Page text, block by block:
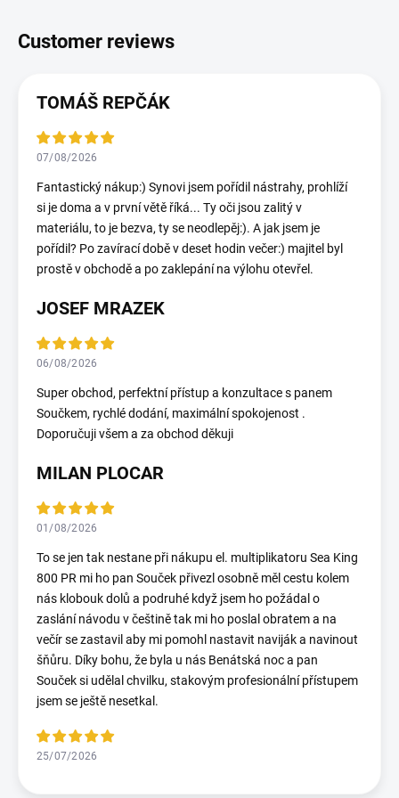
TOMÁŠ REPČÁK
07/08/2026
Fantastický nákup:) Synovi jsem pořídil nástrahy, prohlíží
si je doma a v první větě říká... Ty oči jsou zalitý v
materiálu, to je bezva, ty se neodlepěj:). A jak jsem je
pořídil? Po zavírací době v deset hodin večer:) majitel byl
prostě v obchodě a po zaklepání na výlohu otevřel.
JOSEF MRAZEK
06/08/2026
Super obchod, perfektní přístup a konzultace s panem
Součkem, rychlé dodání, maximální spokojenost .
Doporučuji všem a za obchod děkuji
MILAN PLOCAR
01/08/2026
To se jen tak nestane při nákupu el. multiplikatoru Sea King
800 PR mi ho pan Souček přivezl osobně měl cestu kolem
nás klobouk dolů a podruhé když jsem ho požádal o
zaslání návodu v češtině tak mi ho poslal obratem a na
večír se zastavil aby mi pomohl nastavit naviják a navinout
šňůru. Díky bohu, že byla u nás Benátská noc a pan
Souček si udělal chvilku, stakovým profesionální přístupem
jsem se ještě nesetkal.
25/07/2026